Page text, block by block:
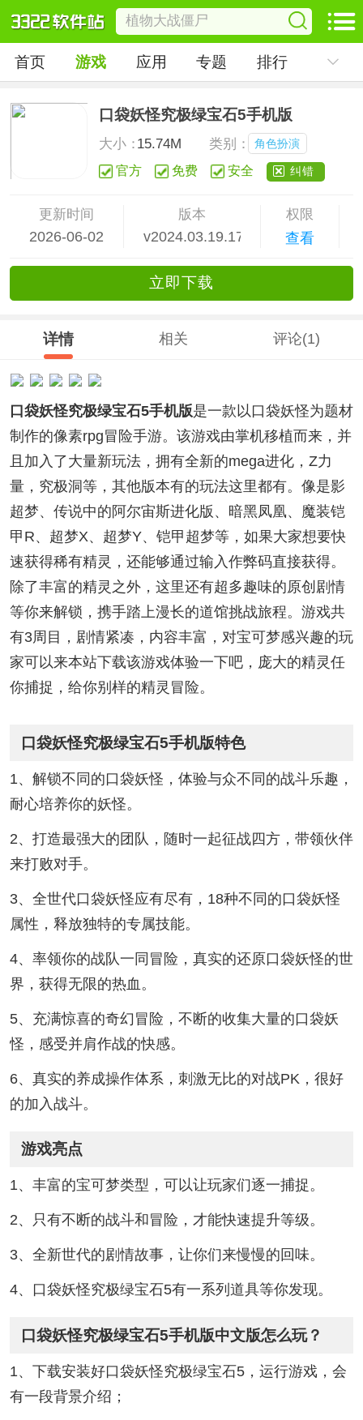
首页 游戏 应用 专题 排行
口袋妖怪究极绿宝石5手机版
大小：15.74M 类别： 角色扮演
官方 免费 安全 纠错
更新时间
2026-06-02
版本
v2024.03.19.17
权限
查看
立即下载
详情 相关 评论(1)
口袋妖怪究极绿宝石5手机版是一款以口袋妖怪为题材
制作的像素rpg冒险手游。该游戏由掌机移植而来，并
且加入了大量新玩法，拥有全新的mega进化，Z力
量，究极洞等，其他版本有的玩法这里都有。像是影
超梦、传说中的阿尔宙斯进化版、暗黑凤凰、魔装铠
甲R、超梦X、超梦Y、铠甲超梦等，如果大家想要快
速获得稀有精灵，还能够通过输入作弊码直接获得。
除了丰富的精灵之外，这里还有超多趣味的原创剧情
等你来解锁，携手踏上漫长的道馆挑战旅程。游戏共
有3周目，剧情紧凑，内容丰富，对宝可梦感兴趣的玩
家可以来本站下载该游戏体验一下吧，庞大的精灵任
你捕捉，给你别样的精灵冒险。
口袋妖怪究极绿宝石5手机版特色
1、解锁不同的口袋妖怪，体验与众不同的战斗乐趣，
耐心培养你的妖怪。
2、打造最强大的团队，随时一起征战四方，带领伙伴
来打败对手。
3、全世代口袋妖怪应有尽有，18种不同的口袋妖怪
属性，释放独特的专属技能。
4、率领你的战队一同冒险，真实的还原口袋妖怪的世
界，获得无限的热血。
5、充满惊喜的奇幻冒险，不断的收集大量的口袋妖
怪，感受并肩作战的快感。
6、真实的养成操作体系，刺激无比的对战PK，很好
的加入战斗。
游戏亮点
1、丰富的宝可梦类型，可以让玩家们逐一捕捉。
2、只有不断的战斗和冒险，才能快速提升等级。
3、全新世代的剧情故事，让你们来慢慢的回味。
4、口袋妖怪究极绿宝石5有一系列道具等你发现。
口袋妖怪究极绿宝石5手机版中文版怎么玩？
1、下载安装好口袋妖怪究极绿宝石5，运行游戏，会
有一段背景介绍；